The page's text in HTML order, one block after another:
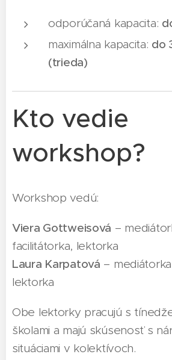
odporúčaná kapacita:
maximálna kapacita: do
(trieda)
Kto vedie
workshop?
Workshop vedú:
Viera Gottweisová –
facilitátorka, lektorka
Laura Karpatová –
lektorka
Obe lektorky pracujú s
školami a majú skúsenosť s
situáciami v kolektívoch.